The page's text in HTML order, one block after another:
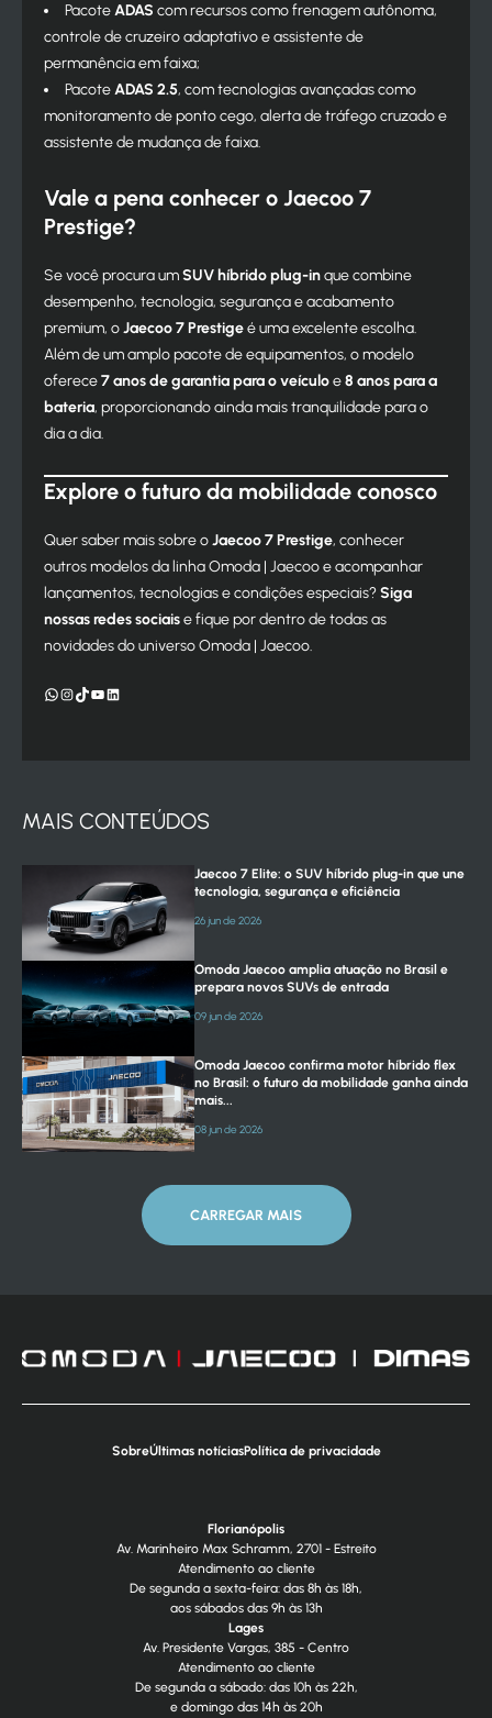
PacoteADAS com recursos como frenagem autônoma,
controle de cruzeiro adaptativo e assistente de
permanência em faixa;
PacoteADAS 2.5, com tecnologias avançadas como
monitoramento de ponto cego, alerta de tráfego cruzado e
assistente de mudança de faixa.
Vale a pena conhecer o Jaecoo 7
Prestige?
Se você procura umSUV híbrido plug-inque combine
desempenho, tecnologia, segurança e acabamento
premium, oJaecoo 7 Prestigeé uma excelente escolha.
Além de um amplo pacote de equipamentos, o modelo
oferece7 anos de garantia para o veículoe8 anos para a
bateria, proporcionando ainda mais tranquilidade para o
dia a dia.
Explore o futuro da mobilidade conosco
Quer saber mais sobre oJaecoo 7 Prestige, conhecer
outros modelos da linha Omoda | Jaecoo e acompanhar
lançamentos, tecnologias e condições especiais?Siga
nossas redes sociaise fique por dentro de todas as
novidades do universo Omoda | Jaecoo.
WhatsApp
Instagram
TikTokYouTube
LinkedIn
MAIS CONTEÚDOS
Jaecoo 7 Elite: o SUV híbrido plug-in que une
tecnologia, segurança e eficiência
26 jun de 2026
Omoda Jaecoo amplia atuação no Brasil e
prepara novos SUVs de entrada
09 jun de 2026
Omoda Jaecoo confirma motor híbrido flex
no Brasil: o futuro da mobilidade ganha ainda
mais...
08 jun de 2026
CARREGAR MAIS
SobreÚltimas notíciasPolítica de privacidade
Florianópolis
Av. Marinheiro Max Schramm, 2701 - Estreito
Atendimento ao cliente
De segunda a sexta-feira: das 8h às 18h,
aos sábados das 9h às 13h
Lages
Av. Presidente Vargas, 385 - Centro
Atendimento ao cliente
De segunda a sábado: das 10h às 22h,
e domingo das 14h às 20h